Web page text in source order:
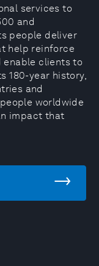
services to
and
people deliver
help reinforce
clients to
180-year history,
and
worldwide
impact that